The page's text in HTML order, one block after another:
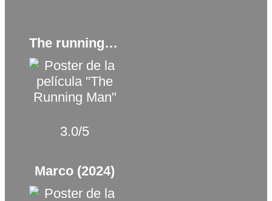
The running man (2025)
3.0/5
Marco (2024)